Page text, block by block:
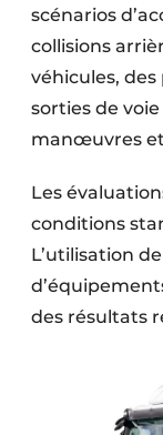
scénarios
collisions
véhicules, des
sorties de
manœuvres et
Les
conditions
L’utilisation
des résultats